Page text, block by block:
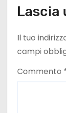
Lascia
Il tuo
campi
Commento